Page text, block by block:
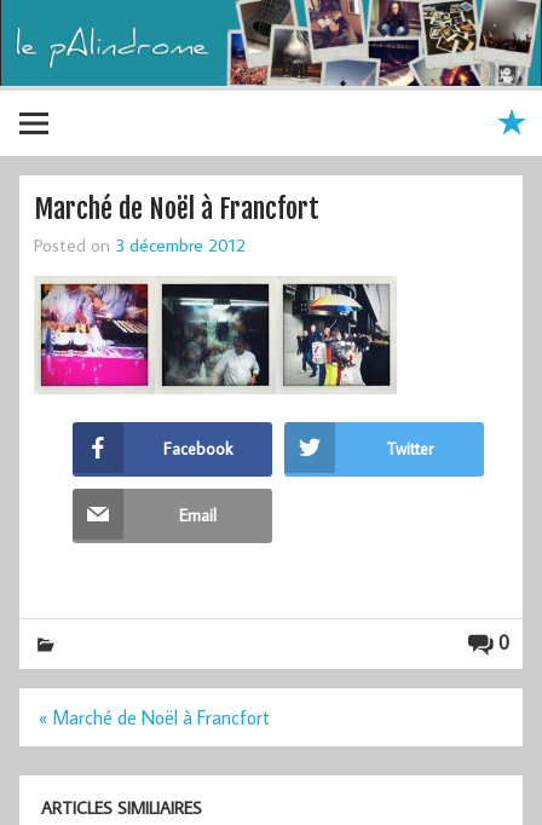
Marché de Noël à Francfort
Posted on 3 décembre 2012
Facebook Twitter
Email
0
Navigation
« Marché de Noël à Francfort
ARTICLES SIMILIAIRES